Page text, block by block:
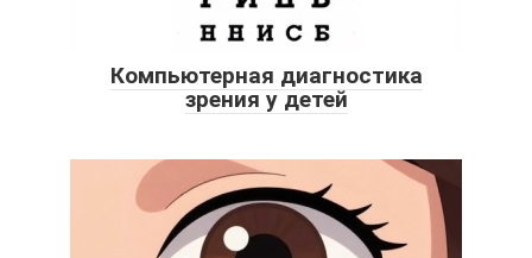
Компьютерная диагностика
зрения у детей